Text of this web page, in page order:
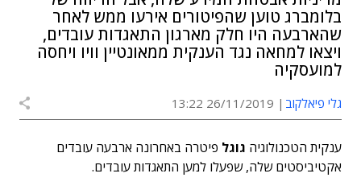
בלומברג טוען שהפיטורים אירעו ממש לאחר
שהארבעה היו חלק מארגון התאגדות עובדים,
ויצאו למחאה נגד הענקית ממאונטיין וויו ויחסה
למועסקיה
גלי פיאלקוב 26/11/2019 13:22
ענקית הטכנולוגיה גוגל פיטרה באחרונה ארבעה עובדים
אקטיביסטים שלה, שפעלו למען התאגדות עובדים.